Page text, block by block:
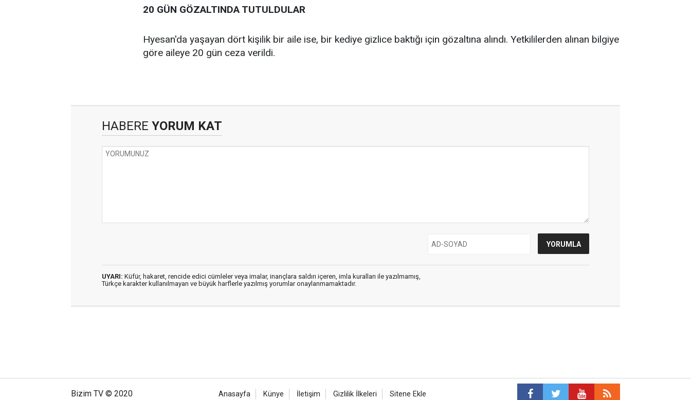
20 GÜN GÖZALTINDA TUTULDULAR
Hyesan'da yaşayan dört kişilik bir aile ise, bir kediye gizlice baktığı için gözaltına alındı. Yetkililerden alınan bilgiye
göre aileye 20 gün ceza verildi.
HABERE YORUM KAT
UYARI: Küfür, hakaret, rencide edici cümleler veya imalar, inançlara saldırı içeren, imla kuralları ile yazılmamış,
Türkçe karakter kullanılmayan ve büyük harflerle yazılmış yorumlar onaylanmamaktadır.
Bizim TV © 2020 Anasayfa Künye İletişim Gizlilik İlkeleri Sitene Ekle